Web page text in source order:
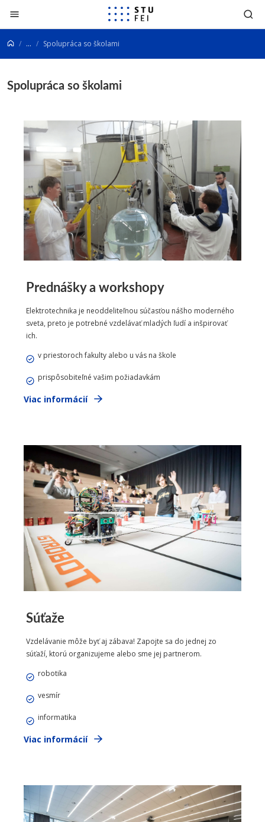
Prejsť na obsah
... Spolupráca so školami
Spolupráca so školami
Prednášky a workshopy
Elektrotechnika je neoddeliteľnou súčasťou nášho moderného
sveta, preto je potrebné vzdelávať mladých ľudí a inšpirovať
ich.
v priestoroch fakulty alebo u vás na škole
prispôsobiteľné vašim požiadavkám
Viac informácií
Súťaže
Vzdelávanie môže byť aj zábava! Zapojte sa do jednej zo
súťaží, ktorú organizujeme alebo sme jej partnerom.
robotika
vesmír
informatika
Viac informácií